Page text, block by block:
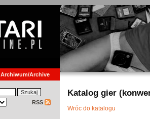
Archiwum/Archive
RSS
Katalog gier
Wróc do katalogu